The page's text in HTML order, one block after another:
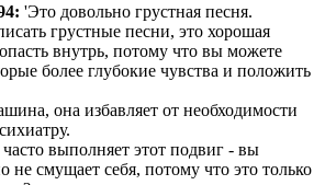
'Это довольно грустная песня.
грустные песни, это хорошая
внутрь, потому что вы можете
более глубокие чувства и положить
она избавляет от необходимости
выполняет этот подвиг - вы
не смущает себя, потому что это только